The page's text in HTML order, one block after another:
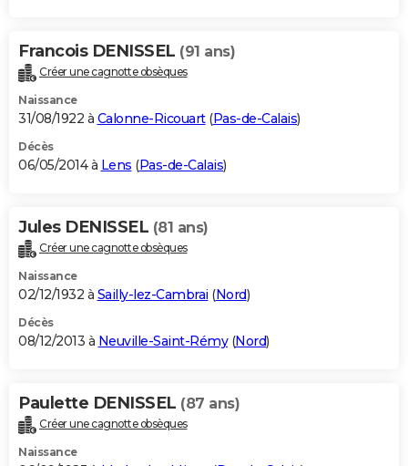
Francois DENISSEL (91 ans)
Créer une cagnotte obsèques
Naissance
31/08/1922 à Calonne-Ricouart(Pas-de-Calais)
Décès
06/05/2014 à Lens (Pas-de-Calais)
Jules DENISSEL (81 ans)
Créer une cagnotte obsèques
Naissance
02/12/1932 à Sailly-lez-Cambrai (Nord)
Décès
08/12/2013 à Neuville-Saint-Rémy(Nord)
Paulette DENISSEL (87 ans)
Créer une cagnotte obsèques
Naissance